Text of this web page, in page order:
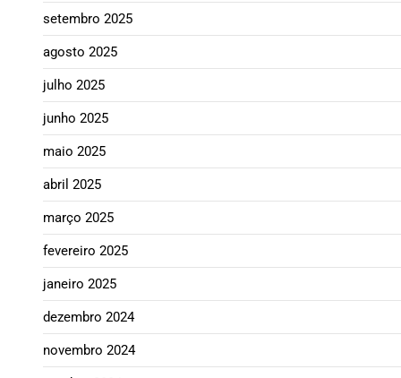
setembro 2025
agosto 2025
julho 2025
junho 2025
maio 2025
abril 2025
março 2025
fevereiro 2025
janeiro 2025
dezembro 2024
novembro 2024